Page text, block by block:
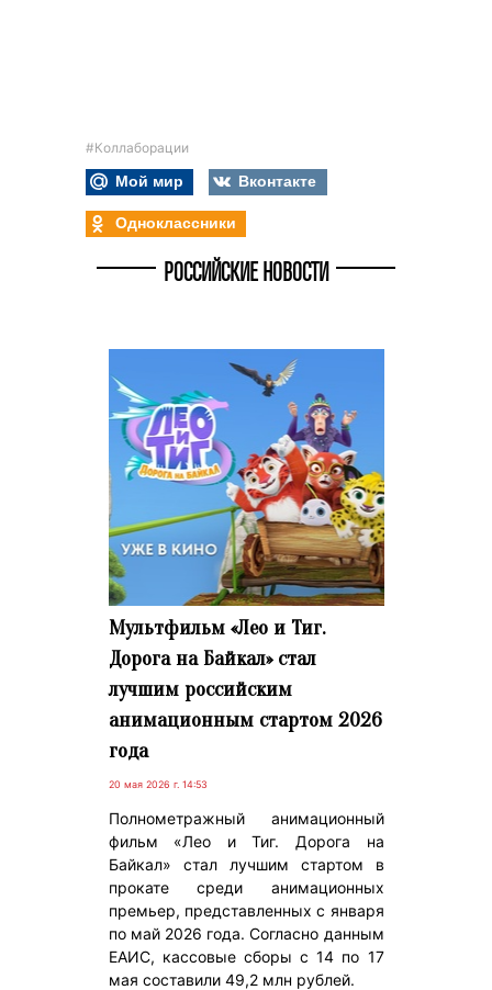
#Коллаборации
Мой мир
Вконтакте
Одноклассники
РОССИЙСКИЕ НОВОСТИ
Мультфильм «Лео и Тиг.
Дорога на Байкал» стал
лучшим российским
анимационным стартом 2026
года
20 мая 2026 г. 14:53
Полнометражный анимационный
фильм «Лео и Тиг. Дорога на
Байкал» стал лучшим стартом в
прокате среди анимационных
премьер, представленных с января
по май 2026 года. Согласно данным
ЕАИС, кассовые сборы с 14 по 17
мая составили 49,2 млн рублей.